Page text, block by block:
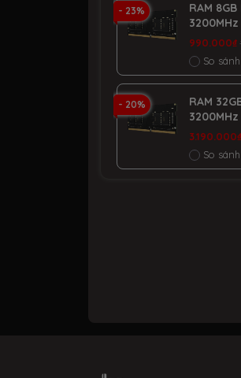
- 23%
RAM 8GB
Laptop
990.000₫
So sánh
- 20%
RAM
Laptop
3.190.000₫
So sánh